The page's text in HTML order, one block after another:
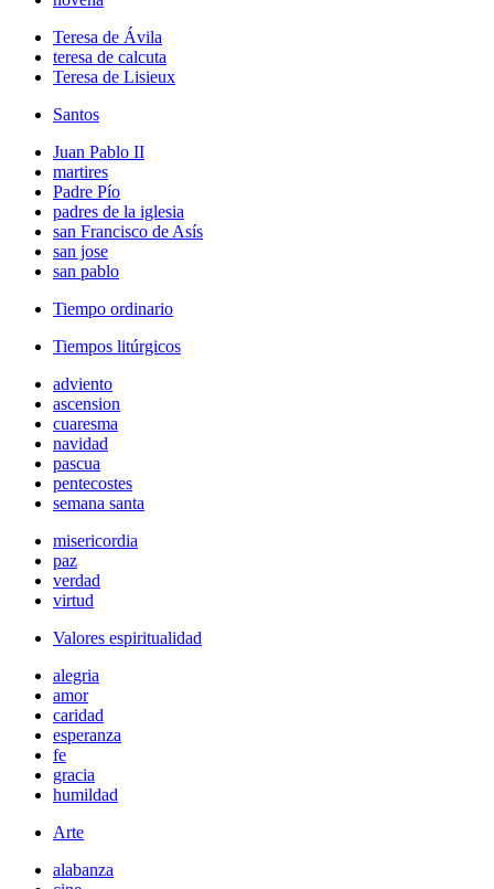
Teresa de Ávila
teresa de calcuta
Teresa de Lisieux
Santos
Juan Pablo II
martires
Padre Pío
padres de la iglesia
san Francisco de Asís
san jose
san pablo
Tiempo ordinario
Tiempos litúrgicos
adviento
ascension
cuaresma
navidad
pascua
pentecostes
semana santa
misericordia
paz
verdad
virtud
Valores espiritualidad
alegria
amor
caridad
esperanza
fe
gracia
humildad
Arte
alabanza